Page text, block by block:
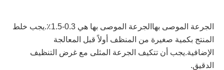
الجرعة الموصى بها
الدقيق.